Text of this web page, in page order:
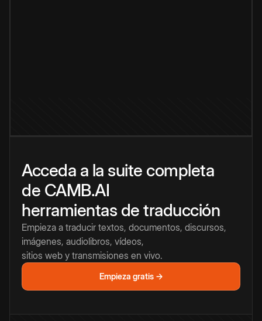
Acceda a la suite completa
de CAMB.AI
herramientas de traducción
Empieza a traducir textos, documentos, discursos,
imágenes, audiolibros, vídeos,
sitios web y transmisiones en vivo.
Empieza gratis →